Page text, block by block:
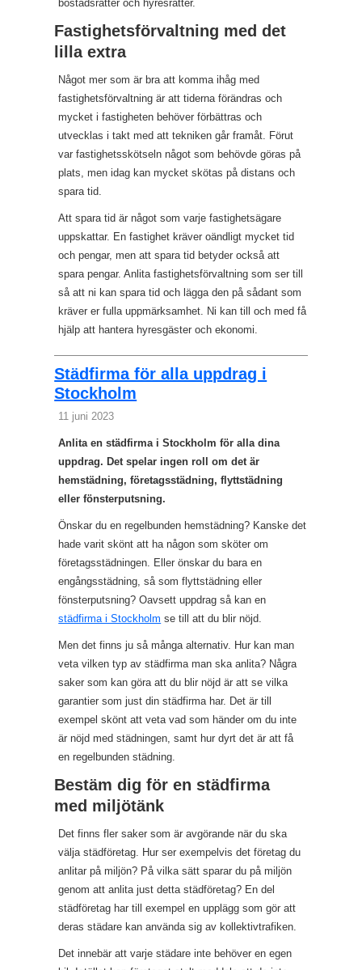
bostadsrätter och hyresrätter.
Fastighetsförvaltning med det
lilla extra
Något mer som är bra att komma ihåg med
fastighetsförvaltning är att tiderna förändras och
mycket i fastigheten behöver förbättras och
utvecklas i takt med att tekniken går framåt. Förut
var fastighetsskötseln något som behövde göras på
plats, men idag kan mycket skötas på distans och
spara tid.
Att spara tid är något som varje fastighetsägare
uppskattar. En fastighet kräver oändligt mycket tid
och pengar, men att spara tid betyder också att
spara pengar. Anlita fastighetsförvaltning som ser till
så att ni kan spara tid och lägga den på sådant som
kräver er fulla uppmärksamhet. Ni kan till och med få
hjälp att hantera hyresgäster och ekonomi.
Städfirma för alla uppdrag i
Stockholm
11 juni 2023
Anlita en städfirma i Stockholm för alla dina
uppdrag. Det spelar ingen roll om det är
hemstädning, företagsstädning, flyttstädning
eller fönsterputsning.
Önskar du en regelbunden hemstädning? Kanske det
hade varit skönt att ha någon som sköter om
företagsstädningen. Eller önskar du bara en
engångsstädning, så som flyttstädning eller
fönsterputsning? Oavsett uppdrag så kan en
städfirma i Stockholm se till att du blir nöjd.
Men det finns ju så många alternativ. Hur kan man
veta vilken typ av städfirma man ska anlita? Några
saker som kan göra att du blir nöjd är att se vilka
garantier som just din städfirma har. Det är till
exempel skönt att veta vad som händer om du inte
är nöjd med städningen, samt hur dyrt det är att få
en regelbunden städning.
Bestäm dig för en städfirma
med miljötänk
Det finns fler saker som är avgörande när du ska
välja städföretag. Hur ser exempelvis det företag du
anlitar på miljön? På vilka sätt sparar du på miljön
genom att anlita just detta städföretag? En del
städföretag har till exempel en upplägg som gör att
deras städare kan använda sig av kollektivtrafiken.
Det innebär att varje städare inte behöver en egen